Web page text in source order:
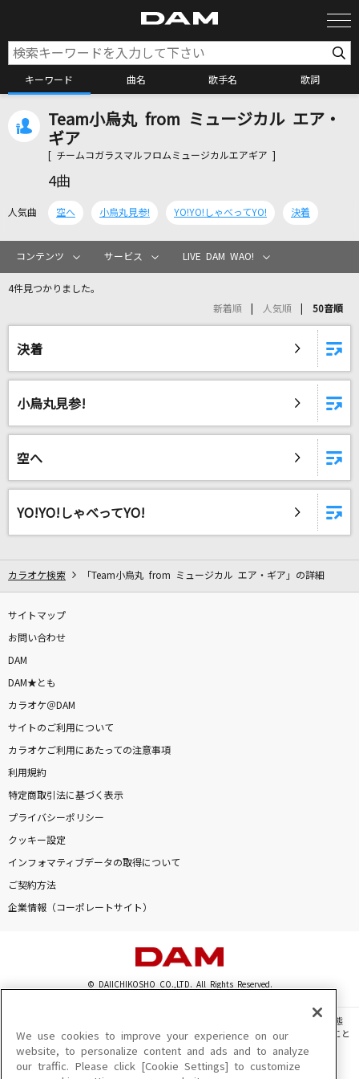
キーワード 曲名 歌手名 歌詞
カラオケ検索
リアルタイムで歌われている曲の一覧
翳りゆく部屋
[良音]三日月
絢香
柊マグネタイト
夏祭り
街角-on the corner-
ゴスペラーズ(The Gospellers)
IRIS OUT(ビデオクリップバージョン)
米津玄師
[生音]シュガーソングとビターステップ
白雲の城
カラオケ最新情報をチェック！
Team小烏丸 from ミュージカル エア・
ギア
[ チームコガラスマルフロムミュージカルエアギア ]
4曲
人気曲 空へ 小烏丸見参! YO!YO!しゃべってYO! 決着
コンテンツ サービス LIVE DAM WAO!
4件見つかりました。
新着順 人気順 50音順
決着
小烏丸見参!
空へ
YO!YO!しゃべってYO!
カラオケ検索 「Team小烏丸 from ミュージカル エア・ギア」の詳細
サイトマップ
お問い合わせ
DAM
DAM★とも
カラオケ＠DAM
サイトのご利用について
カラオケご利用にあたっての注意事項
利用規約
特定商取引法に基づく表示
プライバシーポリシー
クッキー設定
インフォマティブデータの取得について
ご契約方法
企業情報（コーポレートサイト）
© DAIICHIKOSHO CO.,LTD. All Rights Reserved.
このサイトに掲載されている一切の文章・画像・写真・動画・音声等を、手段や形態
を問わず、著作権法の定める範囲を超えて無断で複製、転載、ファイル化などすること
を禁じます。
楽曲及びコンテンツは、機種によりご利用いただけない場合があります。
We use cookies to improve your experience on our
website, to personalize content and ads and to analyze
our traffic. Please click [Cookie Settings] to customize